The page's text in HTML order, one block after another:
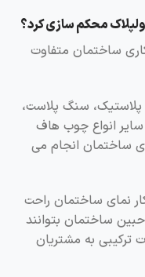
محکم سازی کرد؟
ساختمان متفاوت
پلاستیک، سنگ پلاست،
سایر انواع چوب هاف
ساختمان انجام می
نمای ساختمان راحت
ساختمان بتوانند
ترکیبی به مشتریان